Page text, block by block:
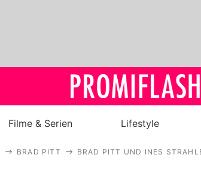
Royals
Filme & Serien Lifestyle
BRAD PITT BRAD PITT UND INES